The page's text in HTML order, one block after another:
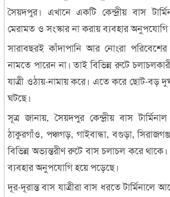
সৈয়দপুর। এখানে একটি কেন্দ্রীয় বাস
মেরামত ও সংস্কার না করায় ব্যবহার
সারাবছরই কাঁদাপানি আর নোংরা পরিবেশের
নামতে পারেন না। তাই বিভিন্ন রুটে
যাত্রী ওঠায়-নামায় করে। এতে করে ছোট-বড়
ঘটছে।
সূত্র জানায়, সৈয়দপুর কেন্দ্রীয় বাস
ঠাকুরগাঁও, পঞ্চগড়, গাইবান্ধা, বগুড়া,
বিভিন্ন অভ্যন্তরীণ রুটে বাস চলাচল করে থাকে।
ব্যবহার অনুপযোগি হয়ে পড়েছে।
দূর-দূরান্ত বাস যাত্রীরা বাস ধরতে টার্মিনালে